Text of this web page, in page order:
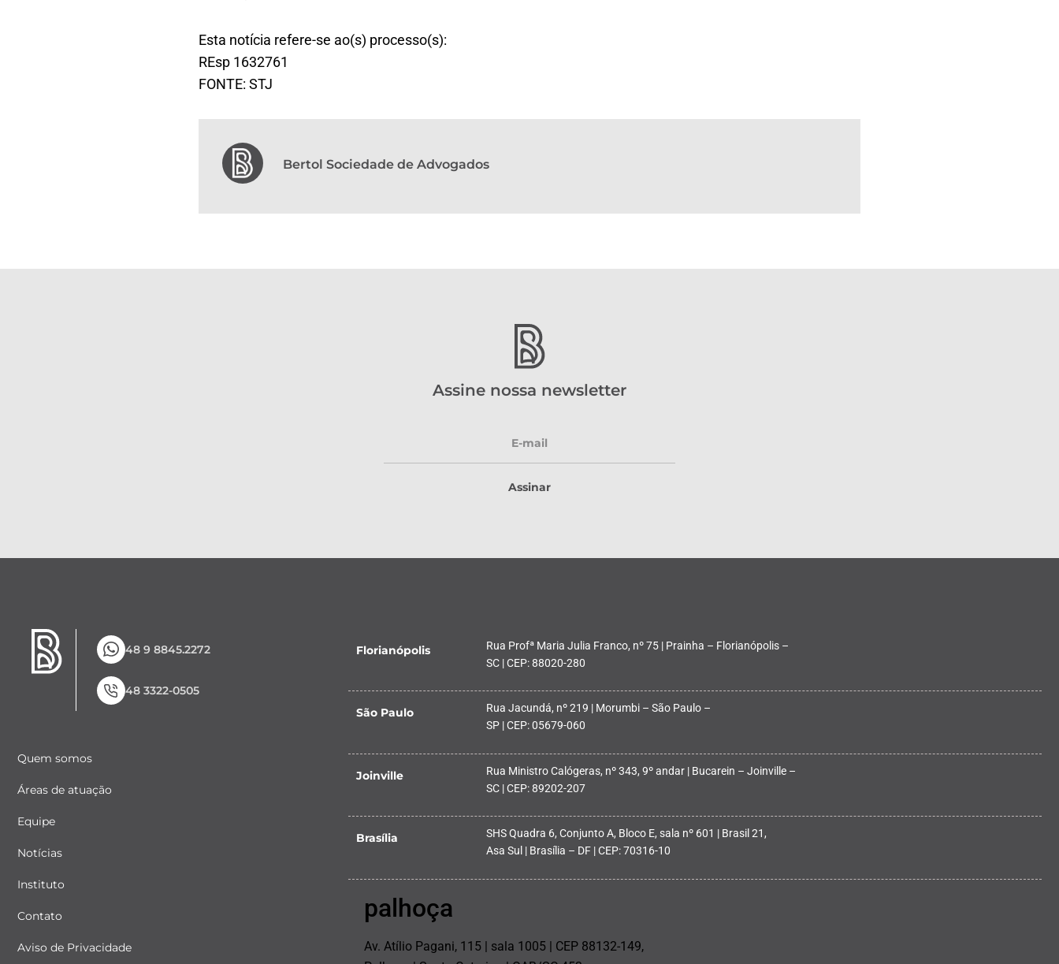
Esta notícia refere-se ao(s) processo(s):
REsp 1632761
FONTE: STJ
Bertol Sociedade de Advogados
Assine nossa newsletter
Assinar
48 9 8845.2272
48 3322-0505
Quem somos
Áreas de atuação
Equipe
Notícias
Instituto
Contato
Aviso de Privacidade
Florianópolis
Rua Profª Maria Julia Franco, nº 75 | Prainha – Florianópolis –
SC | CEP: 88020-280
São Paulo
Rua Jacundá, nº 219 | Morumbi – São Paulo –
SP | CEP: 05679-060
Joinville
Rua Ministro Calógeras, nº 343, 9º andar | Bucarein – Joinville –
SC | CEP: 89202-207
Brasília
SHS Quadra 6, Conjunto A, Bloco E, sala nº 601 | Brasil 21,
Asa Sul | Brasília – DF | CEP: 70316-10
palhoça
Av. Atílio Pagani, 115 | sala 1005 | CEP 88132-149,